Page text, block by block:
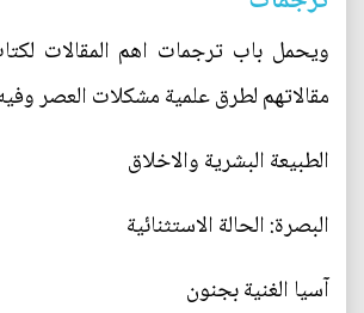
ويحمل باب ترجمات اهم المقالات
مقالاتهم لطرق علمية مشكلات العصر
الطبيعة البشرية والاخلاق
البصرة: الحالة الاستثنائية
آسيا الغنية بجنون